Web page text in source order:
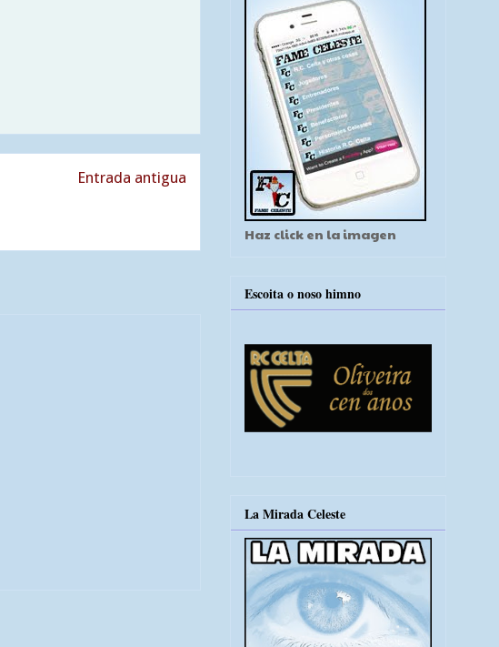
Entrada antigua
Haz click en la imagen
Escoita o noso himno
La Mirada Celeste